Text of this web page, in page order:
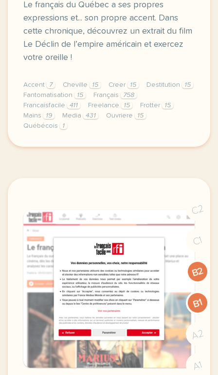
Le français du Québec a ses propres
expressions et... son propre accent. Dans
cette chronique, découvrez un extrait du film
Le Déclin de l’empire américain et exercez
votre oreille !
Accent 7 Cheville 15 Creer 15 Destitution
15
Fantomatisation
15 Français
758
Francaisfacile
411 Freelance 15 Frotter
15
Mains
19 Media 431 Ouvriere
15
Québécois
1
exercice b2 le francais du quebec au cinema le
C2
C1
B2
B1
A2
A1